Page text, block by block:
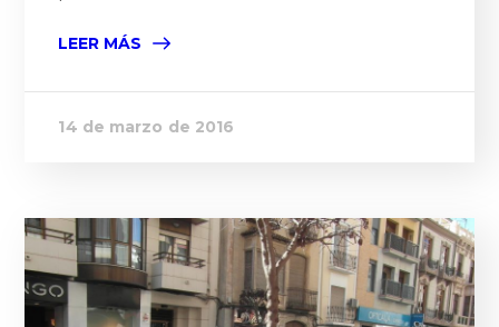
LEER MÁS
14 de marzo de 2016